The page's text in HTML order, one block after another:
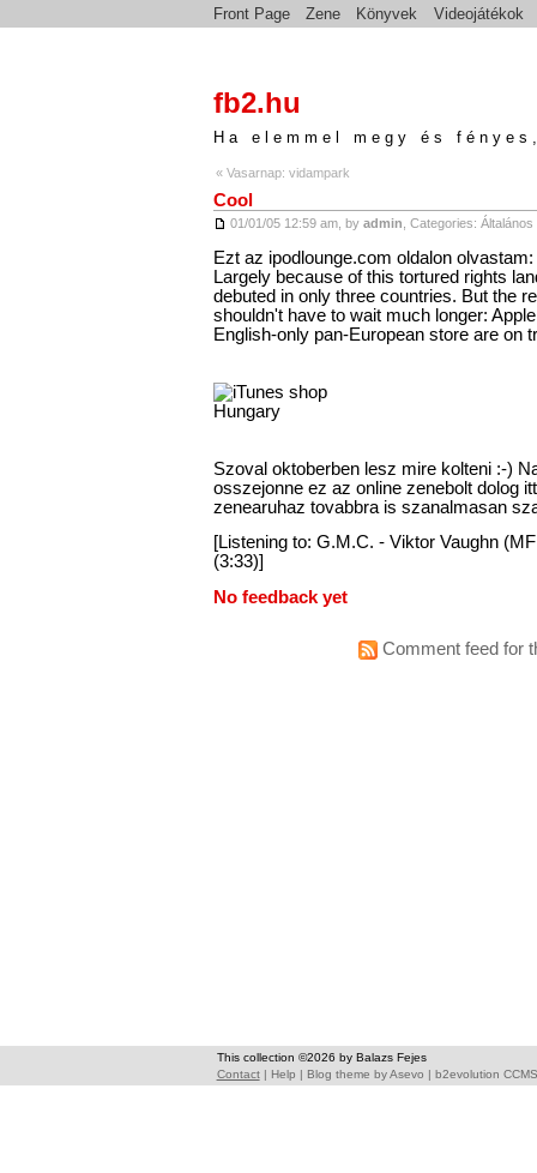
Front Page Zene Könyvek Videojátékok
fb2.hu
Ha elemmel megy és
« Vasarnap: vidampark
Cool
01/01/05 12:59 am, by admin , Categories: Általános
Ezt az ipodlounge.com oldalon olvastam:
Largely because of this tortured rights
debuted in only three countries. But the
shouldn't have to wait much longer:
English-only pan-European store are on
Szoval oktoberben lesz mire kolteni :-)
osszejonne ez az online zenebolt dolog
zenearuhaz tovabbra is szanalmasan
[Listening to: G.M.C. - Viktor Vaughn
(3:33)]
No feedback yet
Comment feed for
This collection ©2026 by Balazs Fejes
Contact| Help | Blog theme byAsevo | b2evolution CCMS